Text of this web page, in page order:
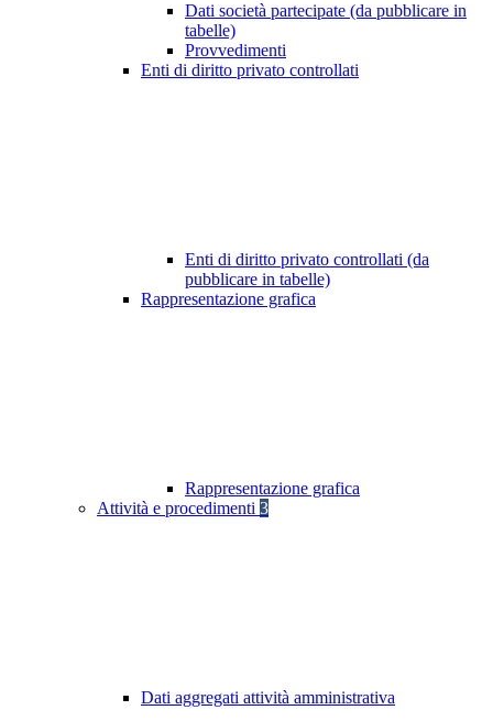
Dati società partecipate (da pubblicare in
tabelle)
Provvedimenti
Enti di diritto privato controllati
Enti di diritto privato controllati (da
pubblicare in tabelle)
Rappresentazione grafica
Rappresentazione grafica
Attività e procedimenti 3
Dati aggregati attività amministrativa